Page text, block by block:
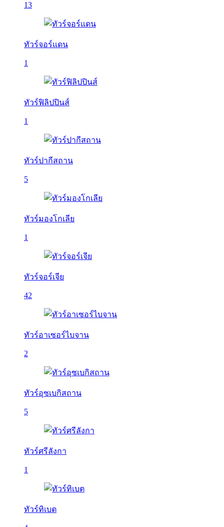
13
ทัวร์จอร์แดน
1
ทัวร์ฟิลิปปินส์
1
ทัวร์ปากีสถาน
5
ทัวร์มองโกเลีย
1
ทัวร์จอร์เจีย
42
ทัวร์อาเซอร์ไบจาน
2
ทัวร์อุซเบกิสถาน
5
ทัวร์ศรีลังกา
1
ทัวร์ทิเบต